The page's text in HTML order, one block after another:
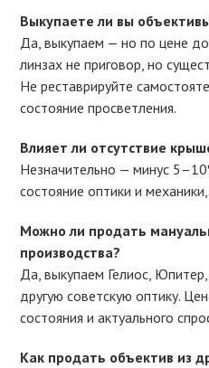
Выкупаете ли вы
Да, выкупаем — но по цене
линзах не приговор, но
Не реставрируйте
состояние просветления.
Влияет ли отсутствие
Незначительно — минус
состояние оптики и
Можно ли продать
производства?
Да, выкупаем Гелиос,
другую советскую оптику.
состояния и актуального
Как продать объектив из